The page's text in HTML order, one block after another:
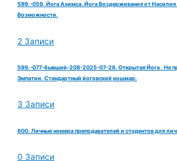
599.-059. Йога Ахимса. Йога Воздерживания от
Возможности.
2 Записи
599.-077-бывший-208-2025-07-28. Открытая Йога . Не
Эмпатии. Стандартный йоговский кошмар.
3 Записи
600. Личные номера преподавателей и студентов для
0 Записи